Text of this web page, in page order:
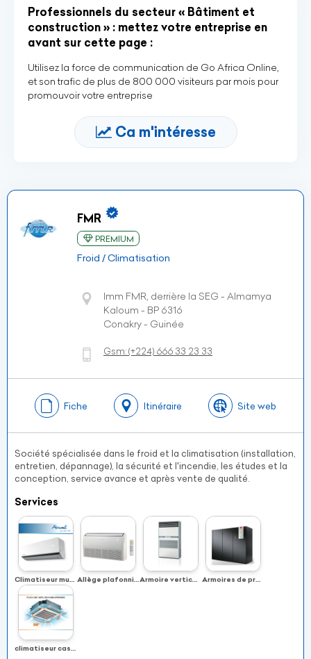
Professionnels du secteur « Bâtiment et
construction » : mettez votre entreprise en
avant sur cette page :
Utilisez la force de communication de Go Africa Online,
et son trafic de plus de 800 000 visiteurs par mois pour
promouvoir votre entreprise
Ca m'intéresse
FMR
PREMIUM
Froid / Climatisation
Imm FMR, derrière la SEG - Almamya
Kaloum - BP 6316
Conakry - Guinée
Gsm:(+224) 666 33 23 33
Fiche Itinéraire Site web
Société spécialisée dans le froid et la climatisation (installation,
entretien, dépannage), la sécurité et l'incendie, les études et la
conception, service avance et après vente de qualité.
Services
Climatiseur mural Allège plafonnier Armoire verticale à air Armoires de précision
climatiseur cassette